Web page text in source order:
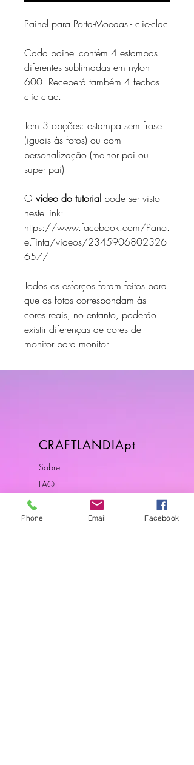
Painel para Porta-Moedas - clic-clac
Cada painel contém 4 estampas
diferentes sublimadas em nylon
600. Receberá também 4 fechos
clic clac.
Tem 3 opções: estampa sem frase
(iguais às fotos) ou com
personalização (melhor pai ou
super pai)
O vídeo do tutorial pode ser visto
neste link:
https://www.facebook.com/Pano.
e.Tinta/videos/2345906802326
657/
Todos os esforços foram feitos para
que as fotos correspondam às
cores reais, no entanto, poderão
existir diferenças de cores de
monitor para monitor.
CRAFTLANDIApt
Sobre
FAQ
Envios & Devoluções
Política da Loja
Phone Email Facebook